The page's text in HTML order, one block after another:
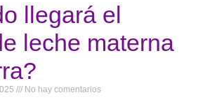
llegará el
leche materna
No hay comentarios